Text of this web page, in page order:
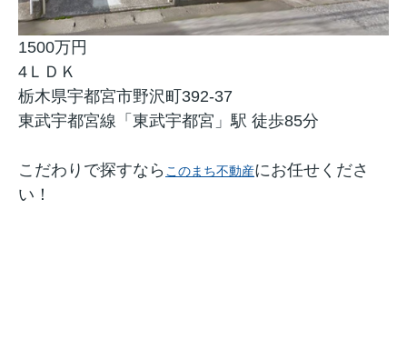
1500万円
4ＬＤＫ
栃木県宇都宮市野沢町392-37
東武宇都宮線「東武宇都宮」駅 徒歩85分
こだわりで探すなら このまち不動産にお任せくださ
い！